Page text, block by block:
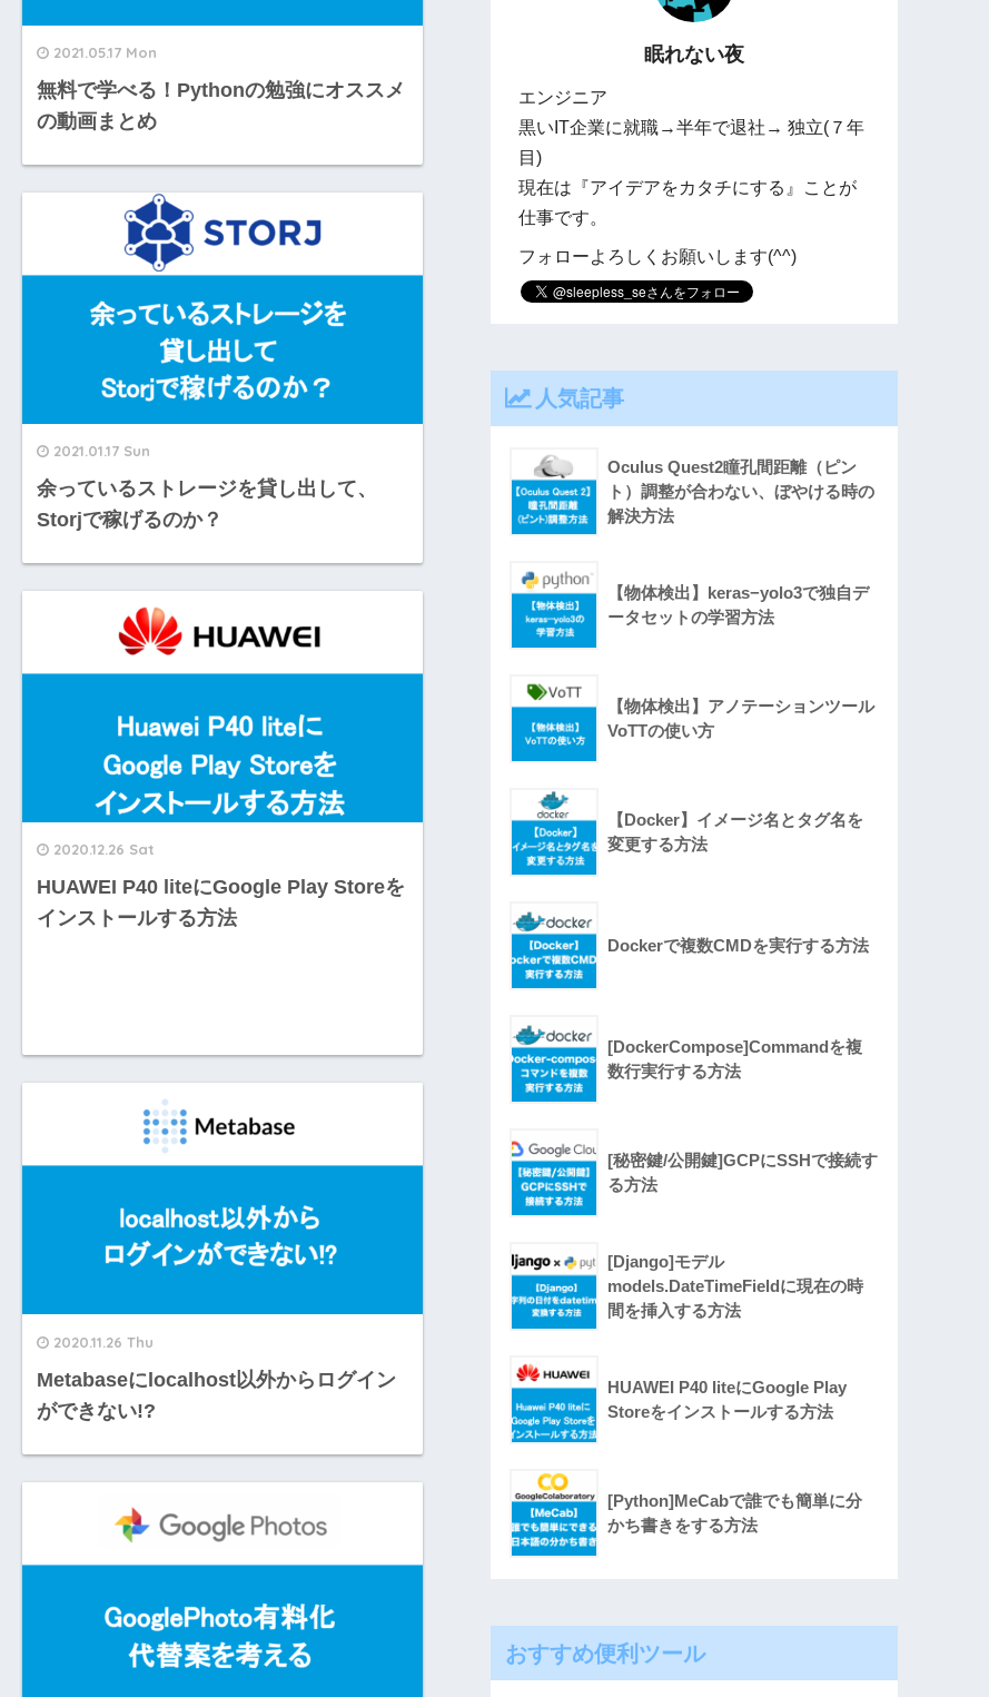
2021.05.17 Mon
無料で学べる！Pythonの勉強にオススメ
の動画まとめ
2021.01.17 Sun
余っているストレージを貸し出して、
Storjで稼げるのか？
2020.12.26 Sat
HUAWEI P40 liteにGoogle Play Storeを
インストールする方法
2020.11.26 Thu
Metabaseにlocalhost以外からログイン
ができない!?
眠れない夜
エンジニア
黒いIT企業に就職→半年で退社→ 独立(７年
目)
現在は『アイデアをカタチにする』ことが
仕事です。
フォローよろしくお願いします(^^)
人気記事
Oculus Quest2瞳孔間距離（ピン
ト）調整が合わない、ぼやける時の
解決方法
【物体検出】keras−yolo3で独自デ
ータセットの学習方法
【物体検出】アノテーションツール
VoTTの使い方
【Docker】イメージ名とタグ名を
変更する方法
Dockerで複数CMDを実行する方法
[DockerCompose]Commandを複
数行実行する方法
[秘密鍵/公開鍵]GCPにSSHで接続す
る方法
[Django]モデル
models.DateTimeFieldに現在の時
間を挿入する方法
HUAWEI P40 liteにGoogle Play
Storeをインストールする方法
[Python]MeCabで誰でも簡単に分
かち書きをする方法
おすすめ便利ツール